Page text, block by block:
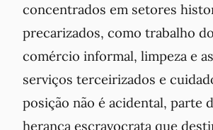
concentrados em setores
precarizados, como trabalho
comércio informal, limpeza e
serviços terceirizados e
posição não é acidental, parte
herança escravocrata que